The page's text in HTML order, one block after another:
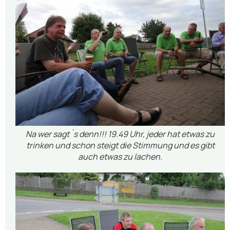
Na wer sagt´s denn!!! 19.49 Uhr, jeder hat etwas zu
trinken und schon steigt die Stimmung und es gibt
auch etwas zu lachen.